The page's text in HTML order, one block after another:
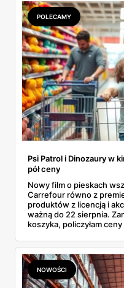
POLECAMY
Psi Patrol i Dinozaury w
pół ceny
Nowy film o pieskach
Carrefour równo z
produktów z licencją i
ważną do 22 sierpnia.
koszyka, policzyłam
prawie 140 zł za
waflowe bronią się
NOWOŚCI